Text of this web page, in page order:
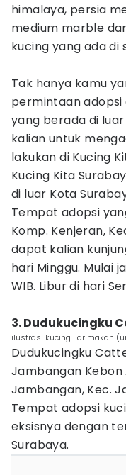
himalaya, persia
medium marble
kucing yang ada di
Tak hanya kamu
permintaan adopsi
yang berada di
kalian untuk
lakukan di Kucing
Kucing Kita
di luar Kota
Tempat adopsi
Komp. Kenjeran,
dapat kalian
hari Minggu. Mulai
WIB. Libur di hari
3. Dudukucingku
ilustrasi kucing liar makan
Dudukucingku
Jambangan Kebon
Jambangan, Kec.
Tempat adopsi
eksisnya dengan
Surabaya.